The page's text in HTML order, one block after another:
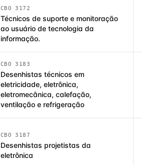
CBO 3172
Técnicos de suporte e monitoração
ao usuário de tecnologia da
informação.
CBO 3183
Desenhistas técnicos em
eletricidade, eletrônica,
eletromecânica, calefação,
ventilação e refrigeração
CBO 3187
Desenhistas projetistas da
eletrônica